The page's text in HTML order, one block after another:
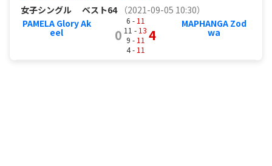
女子シングル ベスト64
（2021-09-05 10:30）
PAMELA Glory Ak
eel 0
6 - 11
11 - 13
9 - 11
4 - 11
4
MAPHANGA Zod
wa